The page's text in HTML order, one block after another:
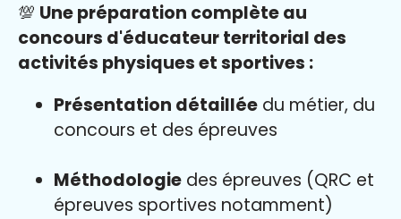
💯 Une préparation complète au
concours d'éducateur territorial des
activités physiques et sportives :
Présentation détaillée du métier, du
concours et des épreuves
Méthodologie des épreuves (QRC et
épreuves sportives notamment)